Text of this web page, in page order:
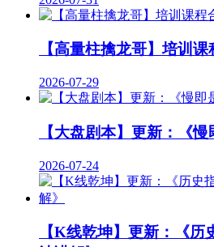
【高量柱擒龙哥】培训课
2026-07-29
【大盘剧本】更新：《慢
2026-07-24
【K线乾坤】更新：《历